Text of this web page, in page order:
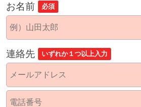
お名前 必須
連絡先 いずれか１つ以上入力